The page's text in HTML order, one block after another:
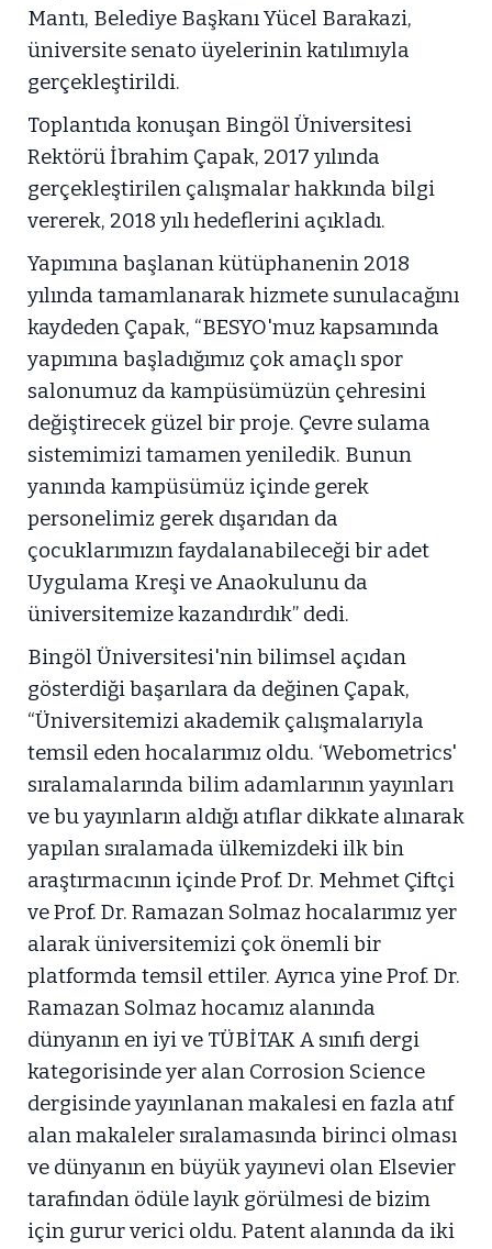
Mantı, Belediye Başkanı Yücel Barakazi,
üniversite senato üyelerinin katılımıyla
gerçekleştirildi.
Toplantıda konuşan Bingöl Üniversitesi
Rektörü İbrahim Çapak, 2017 yılında
gerçekleştirilen çalışmalar hakkında bilgi
vererek, 2018 yılı hedeflerini açıkladı.
Yapımına başlanan kütüphanenin 2018
yılında tamamlanarak hizmete sunulacağını
kaydeden Çapak, “BESYO'muz kapsamında
yapımına başladığımız çok amaçlı spor
salonumuz da kampüsümüzün çehresini
değiştirecek güzel bir proje. Çevre sulama
sistemimizi tamamen yeniledik. Bunun
yanında kampüsümüz içinde gerek
personelimiz gerek dışarıdan da
çocuklarımızın faydalanabileceği bir adet
Uygulama Kreşi ve Anaokulunu da
üniversitemize kazandırdık” dedi.
Bingöl Üniversitesi'nin bilimsel açıdan
gösterdiği başarılara da değinen Çapak,
“Üniversitemizi akademik çalışmalarıyla
temsil eden hocalarımız oldu. ‘Webometrics'
sıralamalarında bilim adamlarının yayınları
ve bu yayınların aldığı atıflar dikkate alınarak
yapılan sıralamada ülkemizdeki ilk bin
araştırmacının içinde Prof. Dr. Mehmet Çiftçi
ve Prof. Dr. Ramazan Solmaz hocalarımız yer
alarak üniversitemizi çok önemli bir
platformda temsil ettiler. Ayrıca yine Prof. Dr.
Ramazan Solmaz hocamız alanında
dünyanın en iyi ve TÜBİTAK A sınıfı dergi
kategorisinde yer alan Corrosion Science
dergisinde yayınlanan makalesi en fazla atıf
alan makaleler sıralamasında birinci olması
ve dünyanın en büyük yayınevi olan Elsevier
tarafından ödüle layık görülmesi de bizim
için gurur verici oldu. Patent alanında da iki